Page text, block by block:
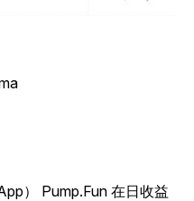
） Pump.Fun 在日收益